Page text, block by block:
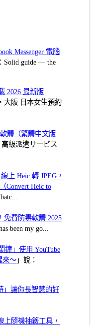
Messenger 電腦
Solid guide — the
2026 最新版
大阪 日本女生預約
體（繁體中文版
級派遣サービス
上 Heic 轉 JPEG，
Convert Heic to
免費防毒軟體 2025
been my go...
鐘」使用 YouTube
來～ 」說：
」讓你長智慧的好
上隨機抽籤工具，